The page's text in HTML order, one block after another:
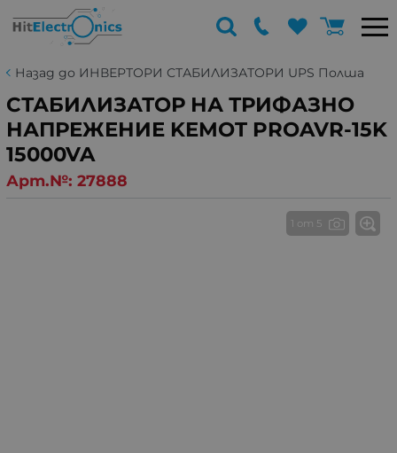
Назад до ИНВЕРТОРИ СТАБИЛИЗАТОРИ UPS Полша
СТАБИЛИЗАТОР НА ТРИФАЗНО
НАПРЕЖЕНИЕ KEMOT PROAVR-15K
15000VA
Арт.№: 27888
1 от 5